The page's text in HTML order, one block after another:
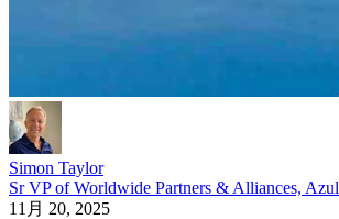
Simon Taylor
Sr VP of Worldwide Partners & Alliances, Azul
11月 20, 2025